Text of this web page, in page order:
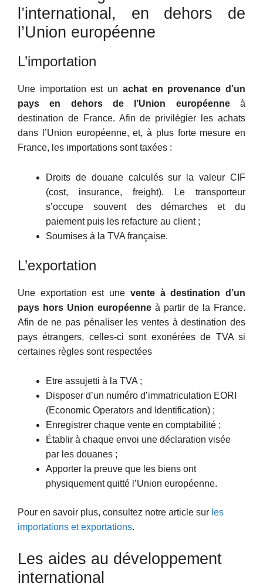
l’international, en dehors de
l’Union européenne
L’importation
Une importation est un achat en provenance d’un
pays en dehors de l’Union européenneà
destination de France. Afin de privilégier les achats
dans l’Union européenne, et, à plus forte mesure en
France, les importations sont taxées :
Droits de douane calculés sur la valeur CIF
(cost, insurance, freight). Le transporteur
s’occupe souvent des démarches et du
paiement puis les refacture au client ;
Soumises à la TVA française.
L’exportation
Une exportation est une vente à destination d’un
pays hors Union européenne à partir de la France.
Afin de ne pas pénaliser les ventes à destination des
pays étrangers, celles-ci sont exonérées de TVA si
certaines règles sont respectées
Etre assujetti à la TVA ;
Disposer d’un numéro d’immatriculation EORI
(Economic Operators and Identification) ;
Enregistrer chaque vente en comptabilité ;
Établir à chaque envoi une déclaration visée
par les douanes ;
Apporter la preuve que les biens ont
physiquement quitté l’Union européenne.
Pour en savoir plus, consultez notre article sur les
importations et exportations.
Les aides au développement
international